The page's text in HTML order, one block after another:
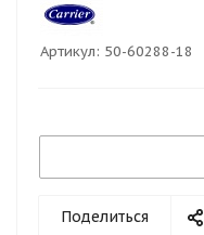
Артикул: 50-60288-18
Поделиться